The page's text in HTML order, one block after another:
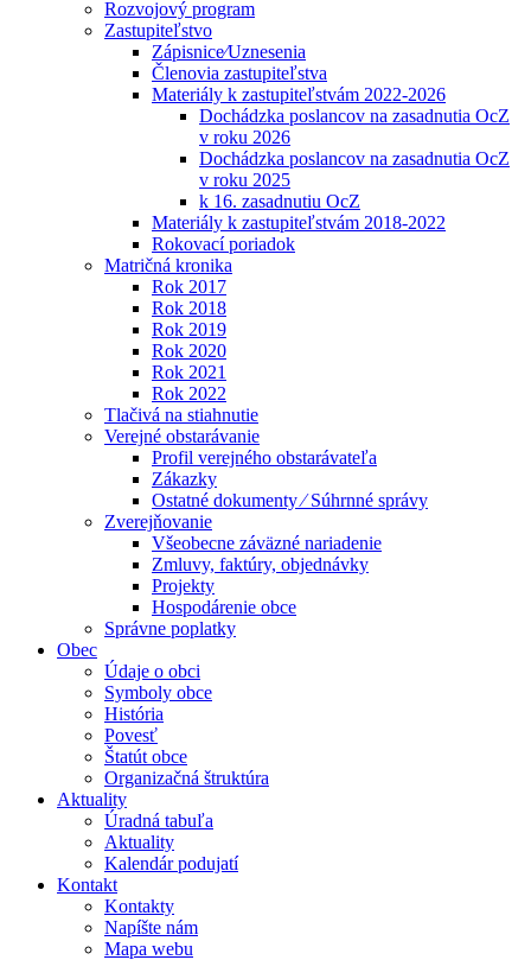
Rozvojový program
Zastupiteľstvo
Zápisnice⁄Uznesenia
Členovia zastupiteľstva
Materiály k zastupiteľstvám 2022-2026
Dochádzka poslancov na zasadnutia OcZ
v roku 2026
Dochádzka poslancov na zasadnutia OcZ
v roku 2025
k 16. zasadnutiu OcZ
Materiály k zastupiteľstvám 2018-2022
Rokovací poriadok
Matričná kronika
Rok 2017
Rok 2018
Rok 2019
Rok 2020
Rok 2021
Rok 2022
Tlačivá na stiahnutie
Verejné obstarávanie
Profil verejného obstarávateľa
Zákazky
Ostatné dokumenty ⁄ Súhrnné správy
Zverejňovanie
Všeobecne záväzné nariadenie
Zmluvy, faktúry, objednávky
Projekty
Hospodárenie obce
Správne poplatky
Obec
Údaje o obci
Symboly obce
História
Povesť
Štatút obce
Organizačná štruktúra
Aktuality
Úradná tabuľa
Aktuality
Kalendár podujatí
Kontakt
Kontakty
Napíšte nám
Mapa webu